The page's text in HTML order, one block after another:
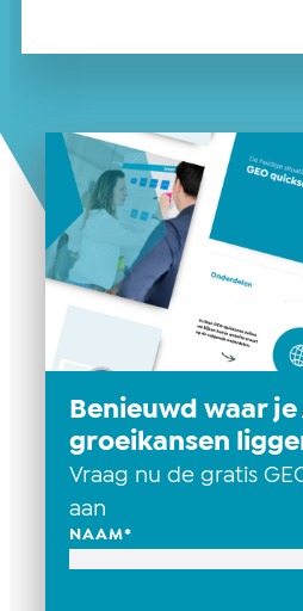
Benieuwd waar je
groeikansen
Vraag nu de gratis
aan
NAAM*